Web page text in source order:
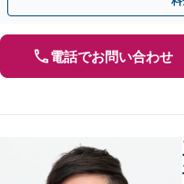
電話でお問い合わせ